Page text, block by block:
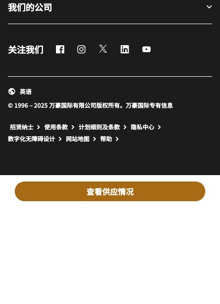
查看供应情况
我们的公司
关注我们 FacebookInstagram
Twitter LinkedIn
© 1996 – 2025 万豪国际有限公司版权所有。万豪国际专有信息
英语
招贤纳士 使用条款 计划细则及条款
隐私中心
数字化无障碍设计
网站地图 打开新窗口
帮助